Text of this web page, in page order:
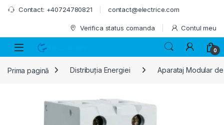
Skip to navigation
Skip to content
Contact: +40724780821 contact@electrice.com
Verifica status comanda Contul meu
0
Prima pagină Distribuția Energiei Aparataj Modular